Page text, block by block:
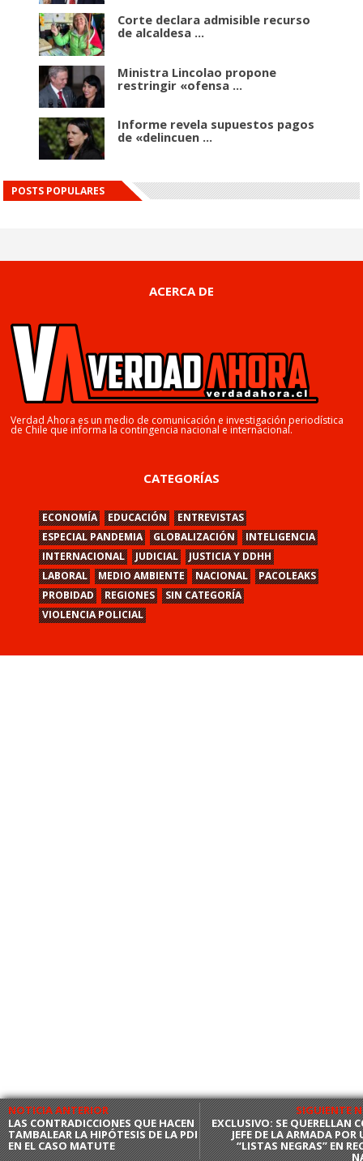
NOTICIA ANTERIOR
LAS CONTRADICCIONES QUE HACEN
TAMBALEAR LA HIPÓTESIS DE LA PDI
EN EL CASO MATUTE
SIGUIENTE
EXCLUSIVO: SE QUERELLAN
JEFE DE LA ARMADA POR
“LISTAS NEGRAS” EN
Corte declara admisible recurso
de alcaldesa ...
Ministra Lincolao propone
restringir «ofensa ...
Informe revela supuestos pagos
de «delincuen ...
POSTS POPULARES
ACERCA DE
Verdad Ahora es un medio de comunicación e investigación periodística
de Chile que informa la contingencia nacional e internacional.
CATEGORÍAS
ECONOMÍA EDUCACIÓN
ENTREVISTAS
ESPECIAL PANDEMIA
GLOBALIZACIÓN
INTELIGENCIA
INTERNACIONAL
JUDICIAL
JUSTICIA Y DDHH
LABORAL
MEDIO AMBIENTE NACIONAL
PACOLEAKS
PROBIDAD
REGIONES
SIN CATEGORÍA
VIOLENCIA POLICIAL